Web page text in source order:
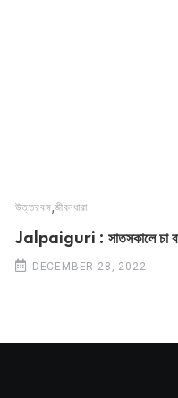
উত্তরবঙ্গ,জীবনধারা
Jalpaiguri : সাতসকালে চা
DECEMBER 28, 2022